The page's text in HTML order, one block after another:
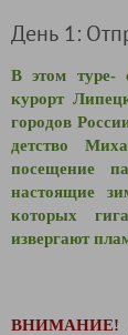
День 1:
В этом туре-
курорт
городов
детство
посещение
настоящие
которых
извергают
ВНИМАНИЕ!